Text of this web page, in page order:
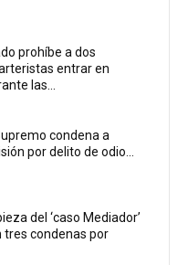
prohíbe a dos
entrar en
las...
condena a
por delito de odio...
del ‘caso Mediador’
tres condenas por